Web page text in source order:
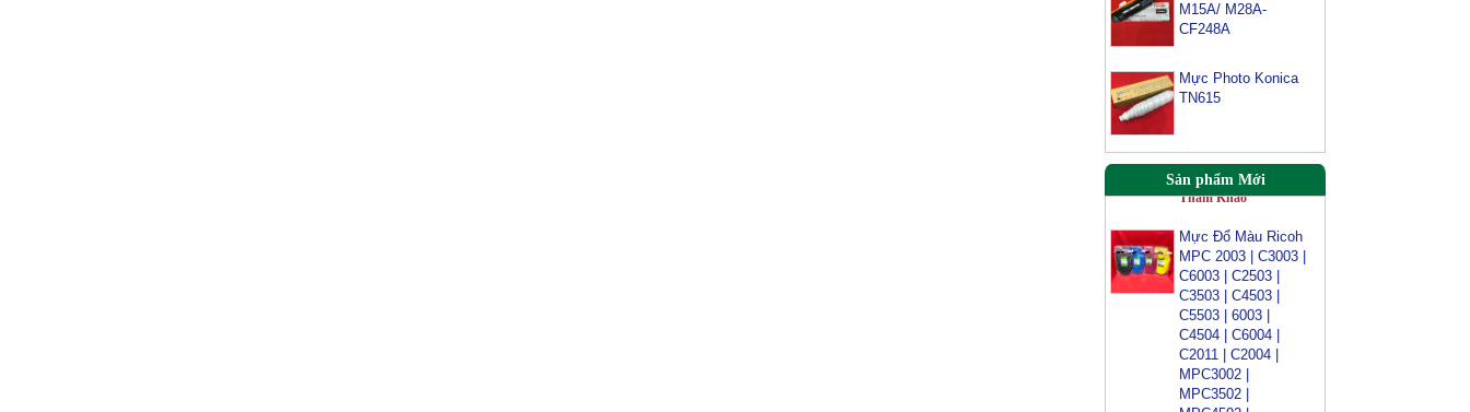
M15A/ M28A-
CF248A
Mực Photo Konica
TN615
Sản phẩm Mới
Mực Photocopy
Ricoh 6210D
Mực đổ photo ricoh
Tham Khảo
Mực Đổ Màu Ricoh
C6003 | C2503 |
C3503 | C4503 |
C5503 | 6003 |
C4504 | C6004 |
C2011 | C2004 |
MPC3002 |
MPC3502 |
MPC4502 |
MPC5002 | MPC